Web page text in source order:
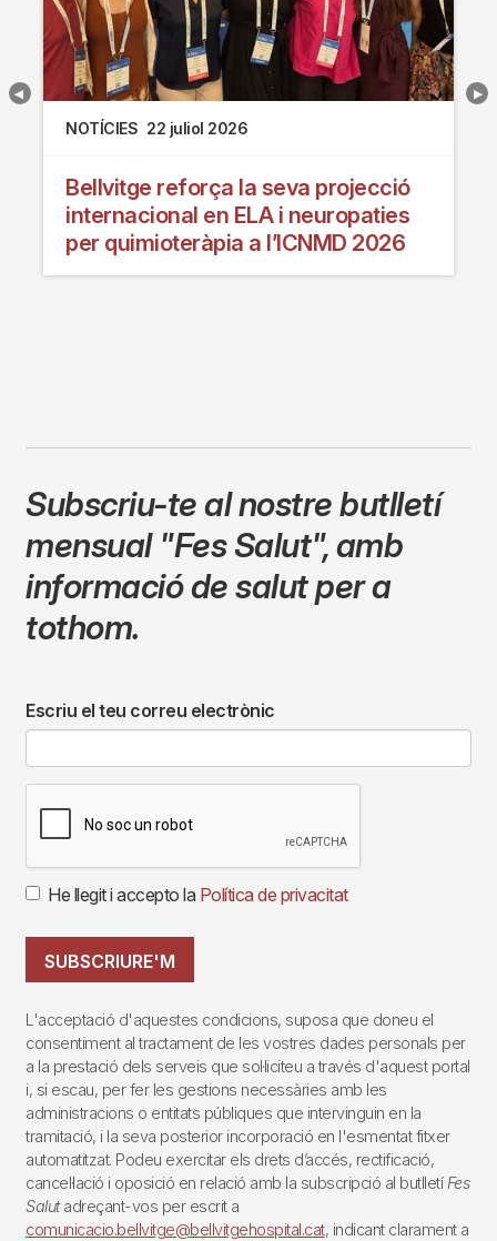
NOTÍCIES 22 juliol 2026
Bellvitge reforça la seva projecció
internacional en ELA i neuropaties
per quimioteràpia a l’ICNMD 2026
Subscriu-te al nostre butlletí
mensual "Fes Salut",amb
informació de salut per a
tothom.
Escriu el teu correu electrònic
He llegit i accepto la Política de privacitat
SUBSCRIURE'M
L'acceptació d'aquestes condicions, suposa que doneu el
consentiment al tractament de les vostres dades personals per
a la prestació dels serveis que sol·liciteu a través d'aquest portal
i, si escau, per fer les gestions necessàries amb les
administracions o entitats públiques que intervinguin en la
tramitació, i la seva posterior incorporació en l'esmentat fitxer
automatitzat. Podeu exercitar els drets d’accés, rectificació,
cancel·lació i oposició en relació amb la subscripció al butlletí Fes
Salutadreçant-vos per escrit a
comunicacio.bellvitge@bellvitgehospital.cat, indicant clarament a